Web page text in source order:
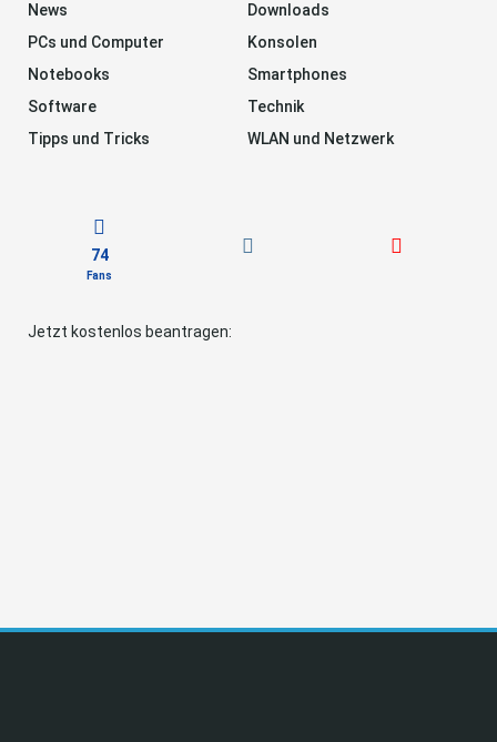
News
Downloads
PCs und Computer
Konsolen
Notebooks
Smartphones
Software
Technik
Tipps und Tricks
WLAN und Netzwerk
74
Fans
Jetzt kostenlos beantragen: